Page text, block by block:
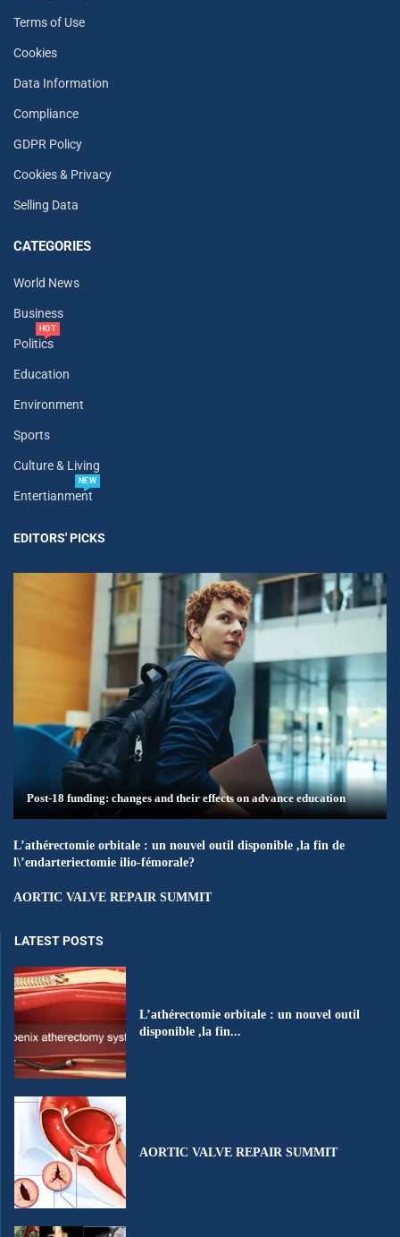
Terms of Use
Cookies
Data Information
Compliance
GDPR Policy
Cookies & Privacy
Selling Data
CATEGORIES
World News
Business
Politics
HOT
Education
Environment
Sports
Culture & Living
Entertianment
NEW
EDITORS' PICKS
Post-18 funding: changes and their effects on advance education
L’athérectomie orbitale : un nouvel outil disponible ,la fin de
l\’endarteriectomie ilio-fémorale?
AORTIC VALVE REPAIR SUMMIT
LATEST POSTS
L’athérectomie orbitale : un nouvel outil
disponible ,la fin...
AORTIC VALVE REPAIR SUMMIT